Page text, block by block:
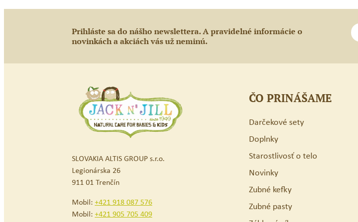
Prihláste sa do nášho newslettera. A pravidelné informácie o
novinkách a akciách vás už neminú.
SLOVAKIA ALTIS GROUP s.r.o.
Legionárska 26
911 01 Trenčín
Mobil: +421 918 087 576
Mobil: +421 905 705 409
ČO PRINÁŠAME
Darčekové sety
Doplnky
Starostlivosť o telo
Novinky
Zubné kefky
Zubné pasty